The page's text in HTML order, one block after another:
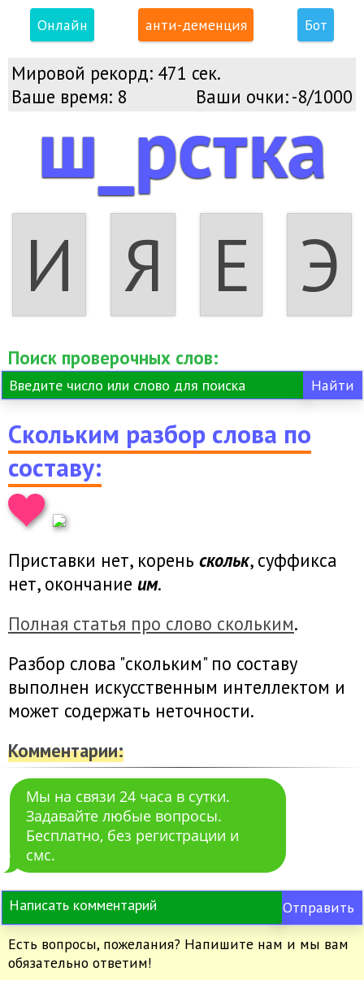
Онлайн анти-деменция Бот
Мировой рекорд: 471 сек.
Ваше время: 8 Ваши очки:-8/1000
ш_рстка
И Я Е Э
Поиск проверочных слов:
Скольким разбор слова по
составу:
Приставки нет, корень скольк, суффикса
нет, окончание им.
Полная статья про слово скольким.
Разбор слова "скольким" по составу
выполнен искусственным интеллектом и
может содержать неточности.
Комментарии:
Мы на связи 24 часа в сутки.
Задавайте любые вопросы.
Бесплатно, без регистрации и
смс.
Отправить
Есть вопросы, пожелания? Напишите нам и мы вам
обязательно ответим!